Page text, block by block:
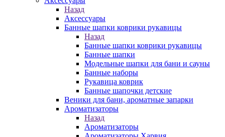
Назад
Аксессуары
Банные шапки коврики рукавицы
Назад
Банные шапки коврики рукавицы
Банные шапки
Модельные шапки для бани и сауны
Банные наборы
Рукавица коврик
Банные шапочки детские
Веники для бани, ароматные запарки
Ароматизаторы
Назад
Ароматизаторы